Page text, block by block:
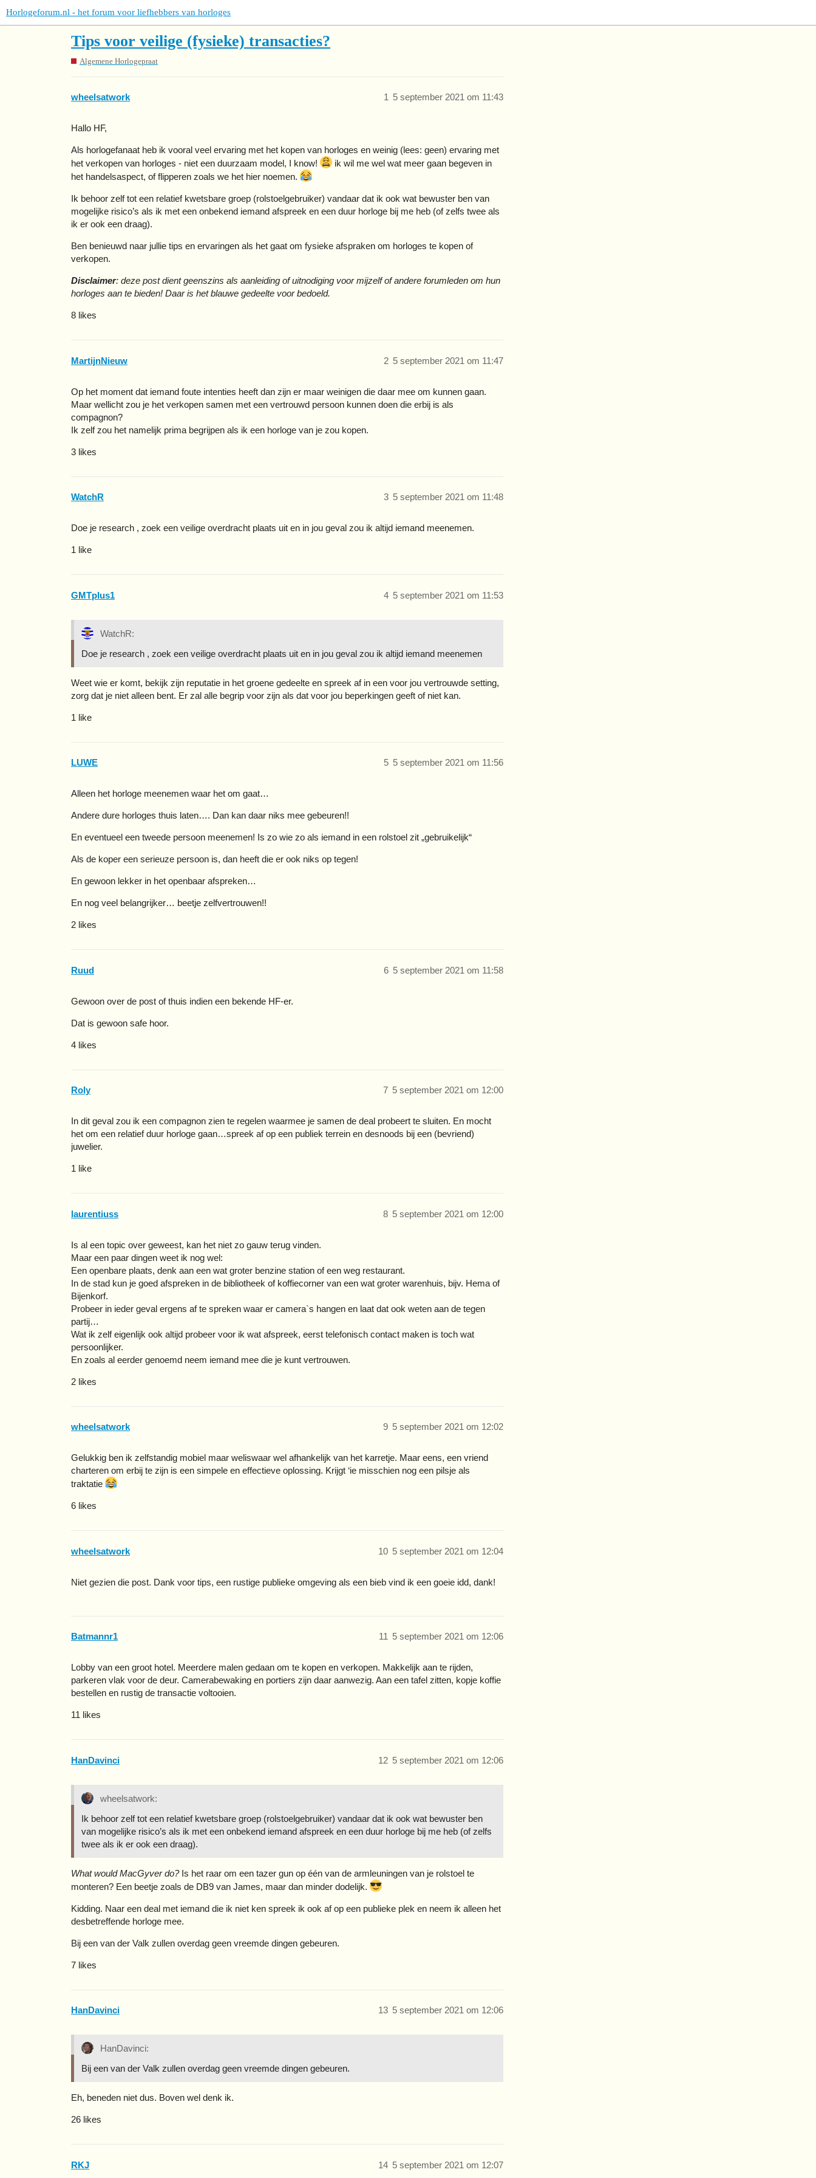
Horlogeforum.nl - het forum voor liefhebbers van horloges
Tips voor veilige (fysieke) transacties?
Algemene Horlogepraat
wheelsatwork 5 september 2021 om 11:43
1
Hallo HF,
Als horlogefanaat heb ik vooral veel ervaring met het kopen van horloges en weinig (lees: geen) ervaring met
het verkopen van horloges - niet een duurzaam model, I know!
ik wil me wel wat meer gaan begeven in
het handelsaspect, of flipperen zoals we het hier noemen.
Ik behoor zelf tot een relatief kwetsbare groep (rolstoelgebruiker) vandaar dat ik ook wat bewuster ben van
mogelijke risico’s als ik met een onbekend iemand afspreek en een duur horloge bij me heb (of zelfs twee als
ik er ook een draag).
Ben benieuwd naar jullie tips en ervaringen als het gaat om fysieke afspraken om horloges te kopen of
verkopen.
Disclaimer: deze post dient geenszins als aanleiding of uitnodiging voor mijzelf of andere forumleden om hun
horloges aan te bieden! Daar is het blauwe gedeelte voor bedoeld.
8 likes
MartijnNieuw 5 september 2021 om 11:47
2
Op het moment dat iemand foute intenties heeft dan zijn er maar weinigen die daar mee om kunnen gaan.
Maar wellicht zou je het verkopen samen met een vertrouwd persoon kunnen doen die erbij is als
compagnon?
Ik zelf zou het namelijk prima begrijpen als ik een horloge van je zou kopen.
3 likes
WatchR 5 september 2021 om 11:48
3
Doe je research , zoek een veilige overdracht plaats uit en in jou geval zou ik altijd iemand meenemen.
1 like
GMTplus1 5 september 2021 om 11:53
4
WatchR:
Doe je research , zoek een veilige overdracht plaats uit en in jou geval zou ik altijd iemand meenemen
Weet wie er komt, bekijk zijn reputatie in het groene gedeelte en spreek af in een voor jou vertrouwde setting,
zorg dat je niet alleen bent. Er zal alle begrip voor zijn als dat voor jou beperkingen geeft of niet kan.
1 like
LUWE 5 september 2021 om 11:56
5
Alleen het horloge meenemen waar het om gaat…
Andere dure horloges thuis laten…. Dan kan daar niks mee gebeuren!!
En eventueel een tweede persoon meenemen! Is zo wie zo als iemand in een rolstoel zit „gebruikelijk“
Als de koper een serieuze persoon is, dan heeft die er ook niks op tegen!
En gewoon lekker in het openbaar afspreken…
En nog veel belangrijker… beetje zelfvertrouwen!!
2 likes
Ruud 5 september 2021 om 11:58
6
Gewoon over de post of thuis indien een bekende HF-er.
Dat is gewoon safe hoor.
4 likes
Roly 5 september 2021 om 12:00
7
In dit geval zou ik een compagnon zien te regelen waarmee je samen de deal probeert te sluiten. En mocht
het om een relatief duur horloge gaan…spreek af op een publiek terrein en desnoods bij een (bevriend)
juwelier.
1 like
laurentiuss 5 september 2021 om 12:00
8
Is al een topic over geweest, kan het niet zo gauw terug vinden.
Maar een paar dingen weet ik nog wel:
Een openbare plaats, denk aan een wat groter benzine station of een weg restaurant.
In de stad kun je goed afspreken in de bibliotheek of koffiecorner van een wat groter warenhuis, bijv. Hema of
Bijenkorf.
Probeer in ieder geval ergens af te spreken waar er camera`s hangen en laat dat ook weten aan de tegen
partij…
Wat ik zelf eigenlijk ook altijd probeer voor ik wat afspreek, eerst telefonisch contact maken is toch wat
persoonlijker.
En zoals al eerder genoemd neem iemand mee die je kunt vertrouwen.
2 likes
wheelsatwork 5 september 2021 om 12:02
9
Gelukkig ben ik zelfstandig mobiel maar weliswaar wel afhankelijk van het karretje. Maar eens, een vriend
charteren om erbij te zijn is een simpele en effectieve oplossing. Krijgt ‘ie misschien nog een pilsje als
traktatie
6 likes
wheelsatwork 5 september 2021 om 12:04
10
Niet gezien die post. Dank voor tips, een rustige publieke omgeving als een bieb vind ik een goeie idd, dank!
Batmannr1 5 september 2021 om 12:06
11
Lobby van een groot hotel. Meerdere malen gedaan om te kopen en verkopen. Makkelijk aan te rijden,
parkeren vlak voor de deur. Camerabewaking en portiers zijn daar aanwezig. Aan een tafel zitten, kopje koffie
bestellen en rustig de transactie voltooien.
11 likes
HanDavinci 5 september 2021 om 12:06
12
wheelsatwork:
Ik behoor zelf tot een relatief kwetsbare groep (rolstoelgebruiker) vandaar dat ik ook wat bewuster ben
van mogelijke risico’s als ik met een onbekend iemand afspreek en een duur horloge bij me heb (of zelfs
twee als ik er ook een draag).
What would MacGyver do?Is het raar om een tazer gun op één van de armleuningen van je rolstoel te
monteren? Een beetje zoals de DB9 van James, maar dan minder dodelijk.
Kidding. Naar een deal met iemand die ik niet ken spreek ik ook af op een publieke plek en neem ik alleen het
desbetreffende horloge mee.
Bij een van der Valk zullen overdag geen vreemde dingen gebeuren.
7 likes
HanDavinci 5 september 2021 om 12:06
13
HanDavinci:
Bij een van der Valk zullen overdag geen vreemde dingen gebeuren.
Eh, beneden niet dus. Boven wel denk ik.
26 likes
RKJ 5 september 2021 om 12:07
14